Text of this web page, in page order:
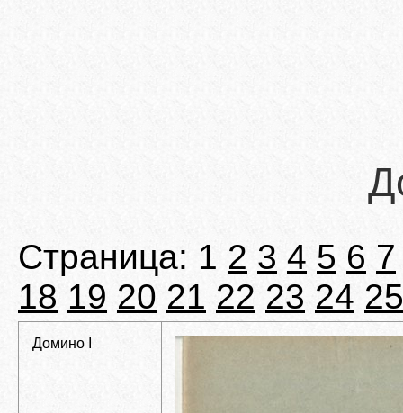
Страница: 1 2 3 4 5 6 7
18 19 20 21 22 23 24 25
Домино I